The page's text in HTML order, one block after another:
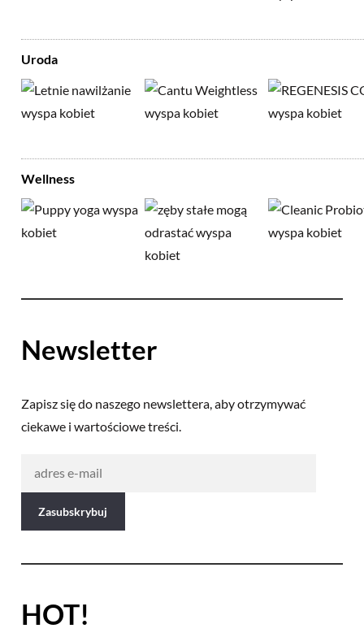
Uroda
Wellness
Newsletter
Zapisz się do naszego newslettera, aby otrzymywać
ciekawe i wartościowe treści.
HOT!